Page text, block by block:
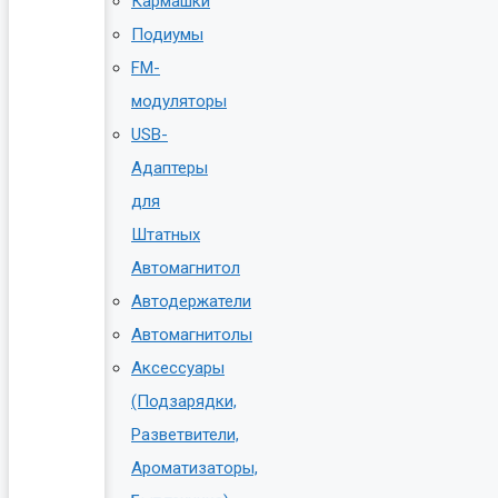
Подиумы
FM-
модуляторы
USB-
Адаптеры
для
Штатных
Автомагнитол
Автодержатели
Автомагнитолы
Аксессуары
(Подзарядки,
Разветвители,
Ароматизаторы,